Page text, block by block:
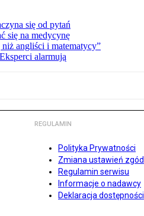
się od pytań
się na medycynę
angliści i matematycy”
alarmują
REGULAMIN
Polityka Prywatności
Zmiana ustawień zgód
Regulamin serwisu
Informacje o nadawcy
Deklaracja dostępności